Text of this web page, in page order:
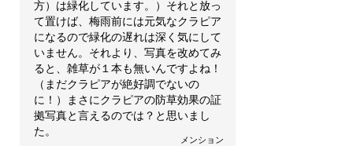
メンション
方）は緑化しています。）それと放っ
て置けば、梅雨前には元気なクラピア
になるので緑化の遅れは深く気にして
いません。それより、写真を改めてみ
ると、雑草が１本も無いんですよね！
（まだクラピアが絶好調でないの
に！）まさにクラピアの防草効果の証
拠写真と言えるのでは？と思いまし
た。